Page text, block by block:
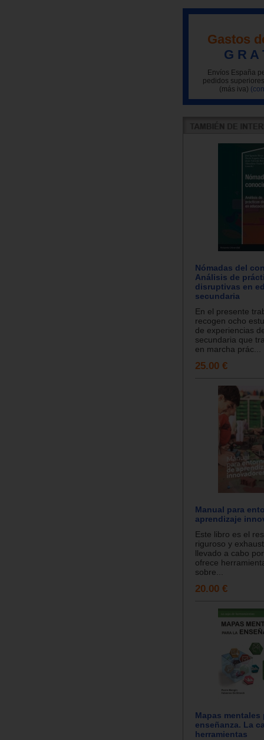
Gastos
G R A
Envíos España
pedidos
(más iva)
Nómadas del
Análisis de
disruptivas en
secundaria
En el presente
recogen ocho
de experiencias
secundaria que
en marcha prác...
25.00 €
Manual para
aprendizaje
Este libro es el
riguroso y
llevado a cabo
ofrece
sobre...
20.00 €
Mapas mentales
enseñanza. La
herramientas